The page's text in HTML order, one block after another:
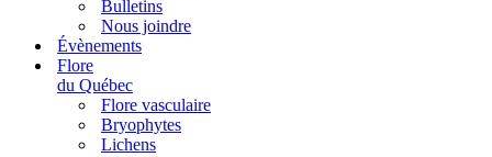
Bulletins
Nous joindre
Évènements
Flore
du Québec
Flore vasculaire
Bryophytes
Lichens